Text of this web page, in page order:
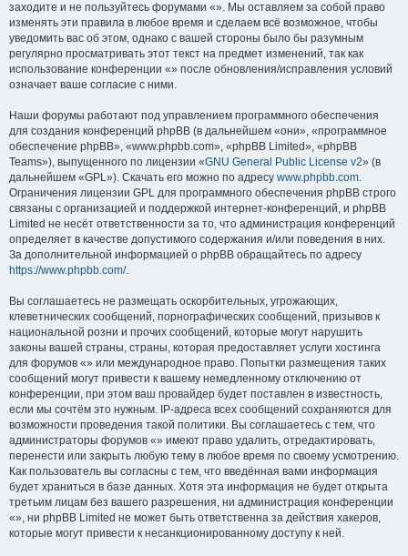
заходите и не пользуйтесь форумами «». Мы оставляем за собой право
изменять эти правила в любое время и сделаем всё возможное, чтобы
уведомить вас об этом, однако с вашей стороны было бы разумным
регулярно просматривать этот текст на предмет изменений, так как
использование конференции «» после обновления/исправления условий
означает ваше согласие с ними.
Наши форумы работают под управлением программного обеспечения
для создания конференций phpBB (в дальнейшем «они», «программное
обеспечение phpBB», «www.phpbb.com», «phpBB Limited», «phpBB
Teams»), выпущенного по лицензии «GNU General Public License v2» (в
дальнейшем «GPL»). Скачать его можно по адресу www.phpbb.com.
Ограничения лицензии GPL для программного обеспечения phpBB строго
связаны с организацией и поддержкой интернет-конференций, и phpBB
Limited не несёт ответственности за то, что администрация конференций
определяет в качестве допустимого содержания и/или поведения в них.
За дополнительной информацией о phpBB обращайтесь по адресу
https://www.phpbb.com/.
Вы соглашаетесь не размещать оскорбительных, угрожающих,
клеветнических сообщений, порнографических сообщений, призывов к
национальной розни и прочих сообщений, которые могут нарушить
законы вашей страны, страны, которая предоставляет услуги хостинга
для форумов «» или международное право. Попытки размещения таких
сообщений могут привести к вашему немедленному отключению от
конференции, при этом ваш провайдер будет поставлен в известность,
если мы сочтём это нужным. IP-адреса всех сообщений сохраняются для
возможности проведения такой политики. Вы соглашаетесь с тем, что
администраторы форумов «» имеют право удалить, отредактировать,
перенести или закрыть любую тему в любое время по своему усмотрению.
Как пользователь вы согласны с тем, что введённая вами информация
будет храниться в базе данных. Хотя эта информация не будет открыта
третьим лицам без вашего разрешения, ни администрация конференции
«», ни phpBB Limited не может быть ответственна за действия хакеров,
которые могут привести к несанкционированному доступу к ней.